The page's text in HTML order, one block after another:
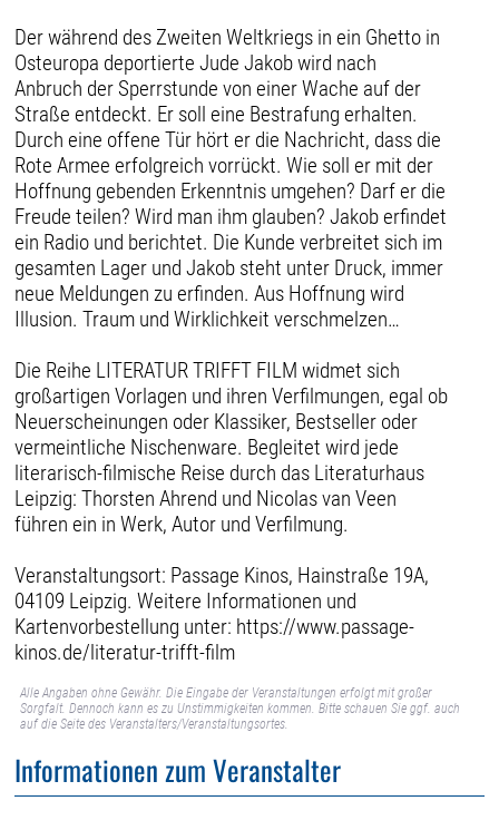
Der während des Zweiten Weltkriegs in ein Ghetto in
Osteuropa deportierte Jude Jakob wird nach
Anbruch der Sperrstunde von einer Wache auf der
Straße entdeckt. Er soll eine Bestrafung erhalten.
Durch eine offene Tür hört er die Nachricht, dass die
Rote Armee erfolgreich vorrückt. Wie soll er mit der
Hoffnung gebenden Erkenntnis umgehen? Darf er die
Freude teilen? Wird man ihm glauben? Jakob erfindet
ein Radio und berichtet. Die Kunde verbreitet sich im
gesamten Lager und Jakob steht unter Druck, immer
neue Meldungen zu erfinden. Aus Hoffnung wird
Illusion. Traum und Wirklichkeit verschmelzen…
Die Reihe LITERATUR TRIFFT FILM widmet sich
großartigen Vorlagen und ihren Verfilmungen, egal ob
Neuerscheinungen oder Klassiker, Bestseller oder
vermeintliche Nischenware. Begleitet wird jede
literarisch-filmische Reise durch das Literaturhaus
Leipzig: Thorsten Ahrend und Nicolas van Veen
führen ein in Werk, Autor und Verfilmung.
Veranstaltungsort: Passage Kinos, Hainstraße 19A,
04109 Leipzig. Weitere Informationen und
Kartenvorbestellung unter: https://www.passage-
kinos.de/literatur-trifft-film
Alle Angaben ohne Gewähr. Die Eingabe der Veranstaltungen erfolgt mit großer
Sorgfalt. Dennoch kann es zu Unstimmigkeiten kommen. Bitte schauen Sie ggf. auch
auf die Seite des Veranstalters/Veranstaltungsortes.
Informationen zum Veranstalter